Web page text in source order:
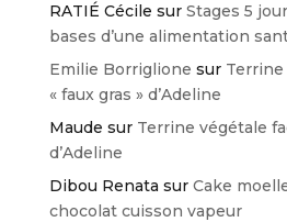
RATIÉ Cécile sur Stages 5
bases d’une alimentation
Emilie Borriglione sur
« faux gras » d’Adeline
Maude sur Terrine végétale
d’Adeline
Dibou Renata sur Cake
chocolat cuisson vapeur